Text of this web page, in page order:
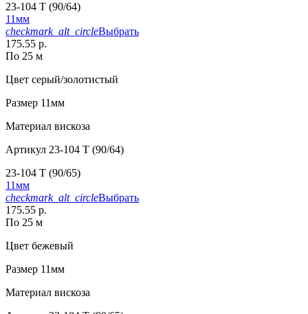
23-104 T (90/64)
11мм
checkmark_alt_circleВыбрать
175.55 р.
По 25 м
Цвет серый/золотистый
Размер 11мм
Материал вискоза
Артикул 23-104 T (90/64)
23-104 T (90/65)
11мм
checkmark_alt_circleВыбрать
175.55 р.
По 25 м
Цвет бежевый
Размер 11мм
Материал вискоза